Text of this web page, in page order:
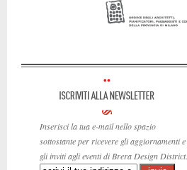
Inserisci la tua e-mail nello spazio
sottostante per ricevere gli aggiornamenti e
gli inviti agli eventi di Brera Design District.